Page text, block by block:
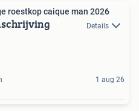
roestkop caique man 2026
Details
1 aug 26